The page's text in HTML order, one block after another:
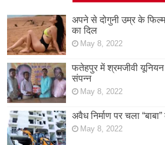
अपने से दोगुनी उम्र के
का दिल
May 8, 2022
फतेहपुर में श्रमजीवी
संपन्न
May 8, 2022
अवैध निर्माण पर चला
May 8, 2022